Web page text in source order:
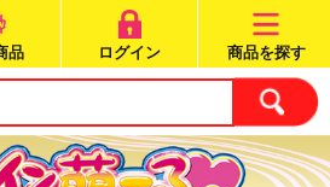
新着商品 ログイン